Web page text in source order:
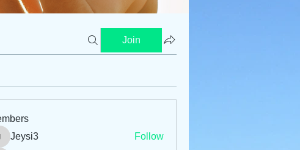
Join
Jeysi3
Jeysi3 Follow